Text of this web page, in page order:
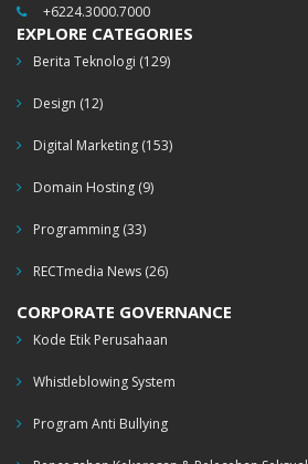
+6224.3000.7000
EXPLORE CATEGORIES
Berita Teknologi (129)
Design (12)
Digital Marketing (153)
Domain Hosting (9)
Programming (33)
RECTmedia News (26)
CORPORATE GOVERNANCE
Kode Etik Perusahaan
Whistleblowing System
Program Anti Bullying